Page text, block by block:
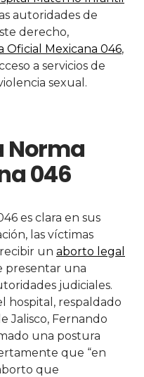
autoridades de
derecho,
Oficial Mexicana 046,
a servicios de
sexual.
Norma
046
es clara en sus
las víctimas
un aborto legal
presentar una
judiciales.
hospital, respaldado
Jalisco, Fernando
una postura
que “en
que